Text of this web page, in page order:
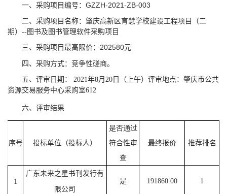
一、采购项目编号：GZZH-2021-ZB-003
二、采购项目名称：肇庆高新区育慧学校建设工程项目（二
期）--图书及图书管理软件采购项目
三、采购项目最高限价： 202580元
四、采购方式：竞争性磋商。
五、评审日期： 2021年8月20日（上午）评审地点：肇庆市公共
资源交易服务中心采购室612
六、评审结果
序号 投标单位（投标人）
是否通过
符合性审
查
最终报价 推荐排名
1
广东未来之星书刊发行有
限公司
是 191860.00 1